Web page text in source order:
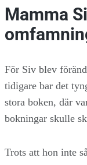
Mamma
För Siv blev
tidigare bar det
stora boken, där
bokningar skulle
Trots att hon inte